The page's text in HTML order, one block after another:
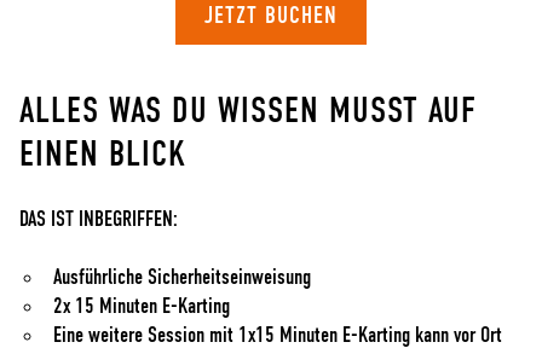
JETZT BUCHEN
ALLES WAS DU WISSEN MUSST AUF
EINEN BLICK
DAS IST INBEGRIFFEN:
Ausführliche Sicherheitseinweisung
2x 15 Minuten E-Karting
Eine weitere Session mit 1x15 Minuten E-Karting kann vor Ort